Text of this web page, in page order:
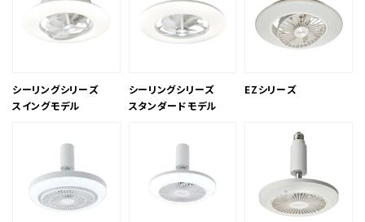
シーリングシリーズ
スイングモデル
シーリングシリーズ
スタンダードモデル
EZシリーズ